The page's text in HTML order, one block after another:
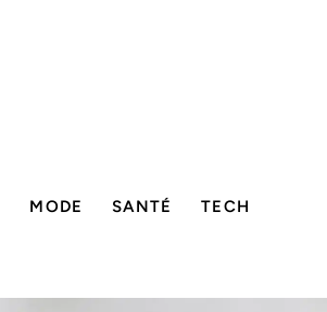
MODE SANTÉ TECH